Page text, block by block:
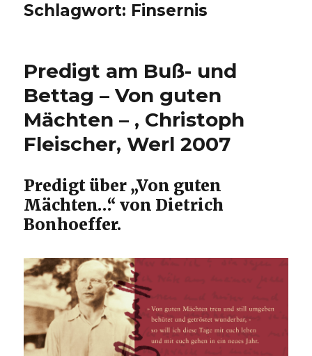
Schlagwort: Finsernis
Predigt am Buß- und
Bettag – Von guten
Mächten – , Christoph
Fleischer, Werl 2007
Predigt über „Von guten
Mächten…“ von Dietrich
Bonhoeffer.